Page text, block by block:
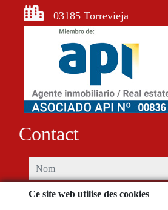
03185 Torrevieja
Contact
nom
téléphone
Ce site web utilise des cookies